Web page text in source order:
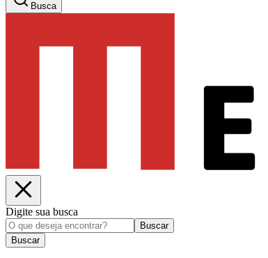
Busca
Digite sua busca
Buscar
Buscar